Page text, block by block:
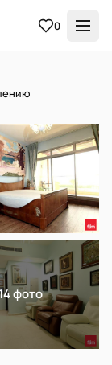
0
фото